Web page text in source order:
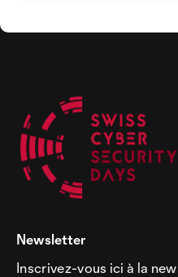
Newsletter
Inscrivez-vous ici à la